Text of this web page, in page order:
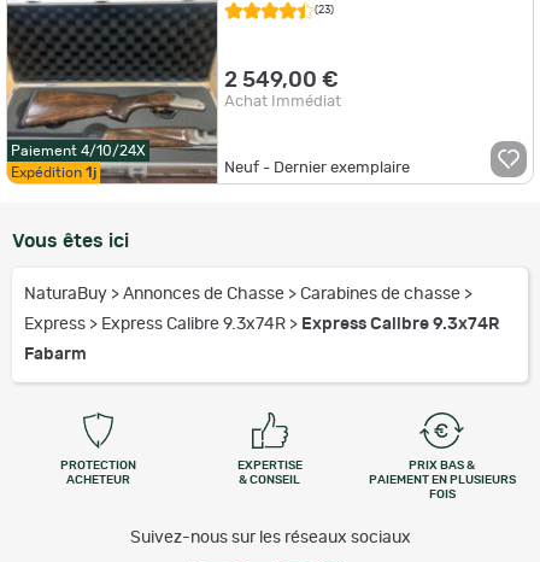
Paiement 4/10/24X
Expédition 1j
(23)
2 549,00 €
Achat Immédiat
Neuf - Dernier exemplaire
Vous êtes ici
NaturaBuy > Annonces de Chasse > Carabines de chasse >
Express > Express Calibre 9.3x74R > Express Calibre 9.3x74R
Fabarm
PROTECTION
ACHETEUR
EXPERTISE
& CONSEIL
PRIX BAS &
PAIEMENT EN PLUSIEURS
FOIS
Suivez-nous sur les réseaux sociaux